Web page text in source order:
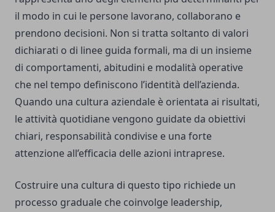
il modo in cui le persone lavorano, collaborano e
prendono decisioni. Non si tratta soltanto di valori
dichiarati o di linee guida formali, ma di un insieme
di comportamenti, abitudini e modalità operative
che nel tempo definiscono l’identità dell’azienda.
Quando una cultura aziendale è orientata ai risultati,
le attività quotidiane vengono guidate da obiettivi
chiari, responsabilità condivise e una forte
attenzione all’efficacia delle azioni intraprese.
Costruire una cultura di questo tipo richiede un
processo graduale che coinvolge leadership,